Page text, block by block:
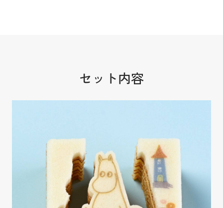
セット内容